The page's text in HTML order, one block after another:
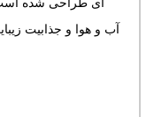
استثنایی و پایداری محیطی